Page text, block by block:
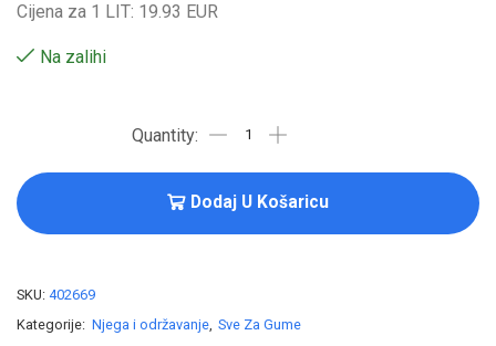
Cijena za 1 LIT: 19.93 EUR
Na zalihi
Dodaj U Košaricu
SKU: 402669
Kategorije: Njega i održavanje Sve Za Gume